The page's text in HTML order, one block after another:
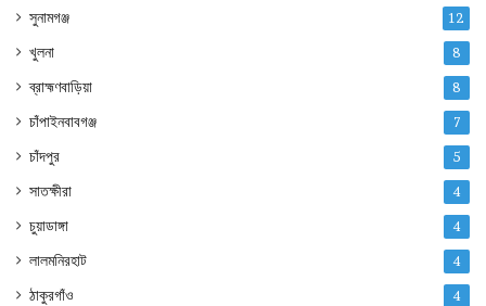
সুনামগঞ্জ 12
খুলনা 8
ব্রাহ্মণবাড়িয়া 8
চাঁপাইনবাবগঞ্জ 7
চাঁদপুর 5
সাতক্ষীরা 4
চুয়াডাঙ্গা 4
লালমনিরহাট 4
ঠাকুরগাঁও 4